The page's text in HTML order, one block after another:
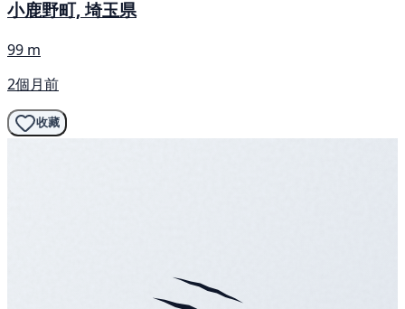
小鹿野町, 埼玉県
99 m
2個月前
收藏